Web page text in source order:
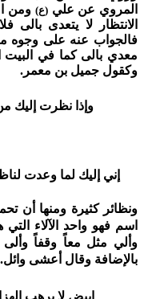
المروي عن علي(ع) ومن
الانتظار لا يتعدى بالى
فالجواب عنه على وجوه
معدي بالى كما في
وكقول جميل بن معمر.
وإذا نظرت إليك
إني إليك لما وعدت
ونظائر كثيرة ومنها أن
اسم فهو واحد الآلاء
وألي مثل معاً وقفاً
بالإضافة وقال أعشى وائل.
ابيض لا يرهب